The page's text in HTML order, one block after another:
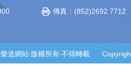
傳真：(852)2692 7712
樂道網站‧版權所有‧不得轉載